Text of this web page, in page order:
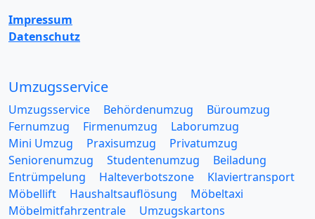
Impressum
Datenschutz
Umzugsservice
Umzugsservice Behördenumzug
Büroumzug
Fernumzug
Firmenumzug
Laborumzug
Mini Umzug
Praxisumzug
Privatumzug
Seniorenumzug
Studentenumzug
Beiladung
Entrümpelung
Halteverbotszone
Klaviertransport
Möbellift
Haushaltsauflösung
Möbeltaxi
Möbelmitfahrzentrale
Umzugskartons